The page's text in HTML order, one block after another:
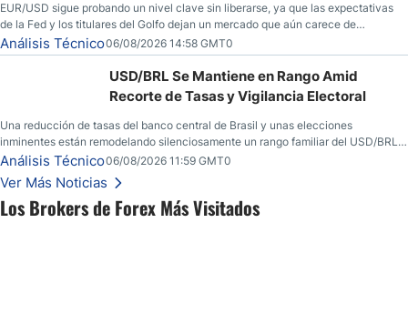
Los Brokers de Forex Más Visitados
EUR/USD sigue probando un nivel clave sin liberarse, ya que las expectativas
de la Fed y los titulares del Golfo dejan un mercado que aún carece de
convicción real.
Análisis Técnico06/08/2026 14:58 GMT0
USD/BRL Se Mantiene en Rango Amid
Recorte de Tasas y Vigilancia Electoral
Una reducción de tasas del banco central de Brasil y unas elecciones
inminentes están remodelando silenciosamente un rango familiar del USD/BRL.
Una reducción de tasas por parte del banco central de Brasil y unas elecciones
inminentes están remodelando silenciosamente un rango familiar del USD/BRL.
Esto es lo que los traders están observando a continuación.
Análisis Técnico06/08/2026 11:59 GMT0
Ver Más Noticias